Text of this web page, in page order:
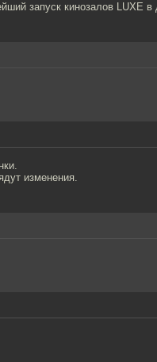
запуск кинозалов LUXE в
изменения.